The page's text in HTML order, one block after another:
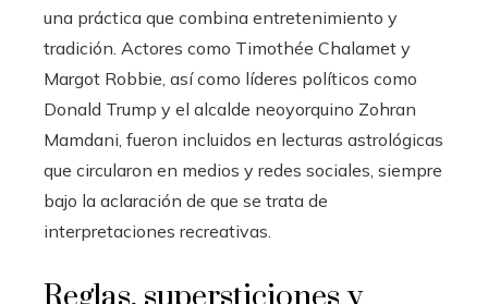
una práctica que combina entretenimiento y
tradición. Actores como Timothée Chalamet y
Margot Robbie, así como líderes políticos como
Donald Trump y el alcalde neoyorquino Zohran
Mamdani, fueron incluidos en lecturas astrológicas
que circularon en medios y redes sociales, siempre
bajo la aclaración de que se trata de
interpretaciones recreativas.